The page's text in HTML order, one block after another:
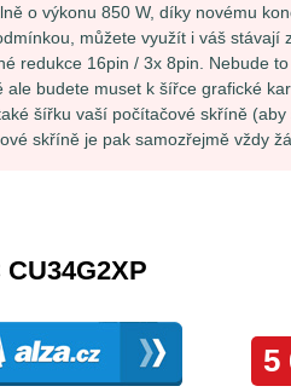
o výkonu 850 W, díky novému
můžete využít i váš
redukce 16pin / 3x 8pin. Nebude
ale budete muset k šířce grafické
šířku vaší počítačové skříně
skříně je pak samozřejmě vždy